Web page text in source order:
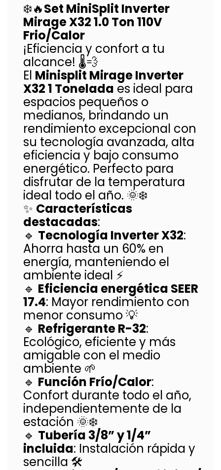
❄️🔥Set MiniSplit Inverter
Mirage X32 1.0 Ton 110V
Frio/Calor
¡Eficiencia y confort a tu
alcance! 🌡️💨
El Minisplit Mirage Inverter
X32 1 Tonelada es ideal para
espacios pequeños o
medianos, brindando un
rendimiento excepcional con
su tecnología avanzada, alta
eficiencia y bajo consumo
energético. Perfecto para
disfrutar de la temperatura
ideal todo el año. 🌞❄️
✨ Características
destacadas:
🔹 Tecnología Inverter X32:
Ahorra hasta un 60% en
energía, manteniendo el
ambiente ideal ⚡
🔹 Eficiencia energética SEER
17.4: Mayor rendimiento con
menor consumo 💡
🔹 Refrigerante R-32:
Ecológico, eficiente y más
amigable con el medio
ambiente 🌱
🔹 Función Frío/Calor:
Confort durante todo el año,
independientemente de la
estación 🌞❄️
🔹 Tubería 3/8” y 1/4”
incluida: Instalación rápida y
sencilla 🛠️